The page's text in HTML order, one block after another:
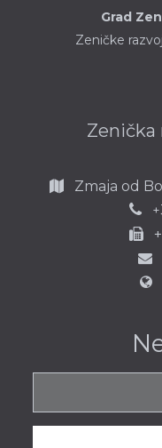
Grad
Zeničke
Zenička
Zmaja od
+
adresa